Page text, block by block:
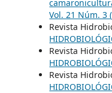
Vol. 21 Núm. 3
Revista
Revista
Revista